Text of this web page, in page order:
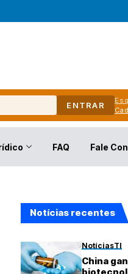
ENTRAR
FAQ Fale
Notícias recentes
NotíciasTI
China